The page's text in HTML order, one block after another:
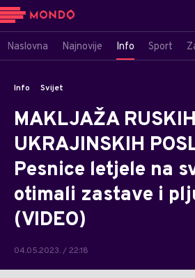
Naslovna Najnovije Info Sport
Info Svijet
MAKLJAŽA
UKRAJINSKIH
Pesnice letjele na
otimali zastave i
(VIDEO)
04.05.2023. / 22:18